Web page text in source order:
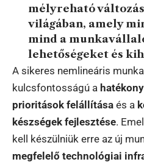
mélyreható
világában, amely
mind a
lehetőségeket és
A sikeres nemlineáris
kulcsfontosságú a
prioritások felállítása és a
készségek fejlesztése.
kell készülniük erre az új
megfelelő technológiai